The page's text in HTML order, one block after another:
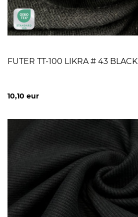
FUTER TT-100 LIKRA # 43 BLACK
10,10 eur